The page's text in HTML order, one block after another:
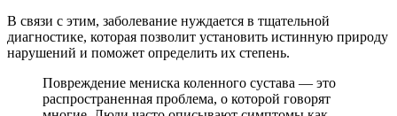
В связи с этим, заболевание нуждается в тщательной
диагностике, которая позволит установить истинную природу
нарушений и поможет определить их степень.
Повреждение мениска коленного сустава — это
распространенная проблема, о которой говорят